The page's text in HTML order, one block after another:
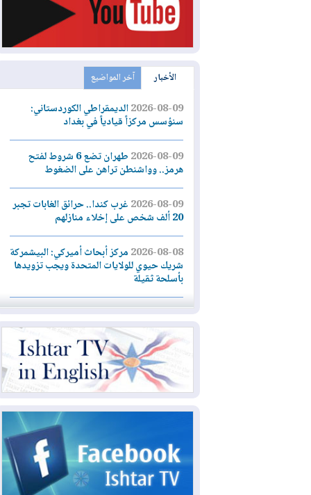
الأخبار آخر المواضيع
2026-08-09الديمقراطي الكوردستاني:
سنؤسس مركزاً قيادياً في بغداد
2026-08-09
طهران تضع 6 شروط لفتح
هرمز.. وواشنطن تراهن على الضغوط
2026-08-09غرب كندا.. حرائق الغابات تجبر
2026-08-08مركز أبحاث أميركي: البيشمركة
شريك حيوي للولايات المتحدة ويجب تزويدها
بأسلحة ثقيلة
2026-08-08الداخلية: رصد شائعات مفبركة
بالذكاء الاصطناعي ومقاطع قديمة يعاد نشرها
2026-08-08دعم أمني أمريكي بمليار دولار
لإدارة رئيس كولومبيا الجديد
2026-08-07حكومة إقليم كوردستان ترفض
قرار "دانة غاز" و"نفط الهلال" بتزويد بغداد
2026-08-07القوات المسلحة العراقية: خطة
أمنية لإجهاض هجمة محتملة على السعودية